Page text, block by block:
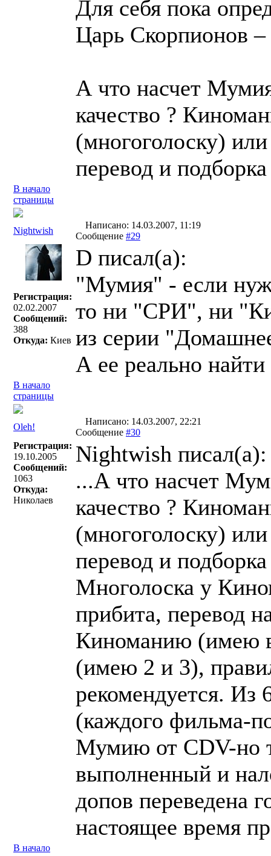
Для себя пока
Царь Скорпионов
А что насчет
качество ?
(многоголоску)
перевод и
В начало
страницы
Nightwish
Написано: 14.03.2007, 11:19
Сообщение #29
Регистрация:
02.02.2007
Сообщений:
388
Откуда: Киев
D писал(a):
"Мумия" - если
то ни "СРИ", ни
из серии
А ее реально
В начало
страницы
Oleh!
Написано: 14.03.2007, 22:21
Сообщение #30
Регистрация:
19.10.2005
Сообщений:
1063
Откуда:
Николаев
Nightwish писал(a):
...А что насчет
качество ?
(многоголоску)
перевод и
Многолоска у
прибита, перевод
Киноманию (имею
(имею 2 и 3),
рекомендуется. Из
(каждого фильма-
Мумию от CDV-но
выполненный и
допов переведена
настоящее время
В начало